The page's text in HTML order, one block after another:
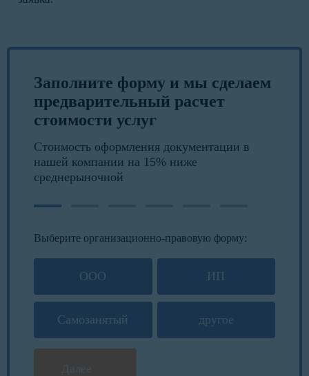
Заполните форму и мы сделаем
предварительный расчет
стоимости услуг
Стоимость оформления документации в
нашей компании на 15% ниже
среднерыночной
Выберите организационно-правовую форму:
ООО ИП
Самозанятый другое
Далее